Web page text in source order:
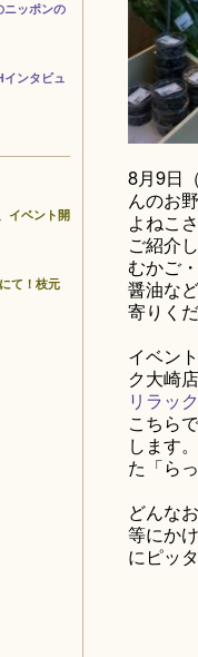
8月9日
んのお
よねこ
ご紹介
むかご
醤油な
寄りく
イベン
ク大崎
リラッ
こちら
します
た「ら
どんな
等にか
にピッ
ッポンの
ンタビュ
イベント開
て！枝元